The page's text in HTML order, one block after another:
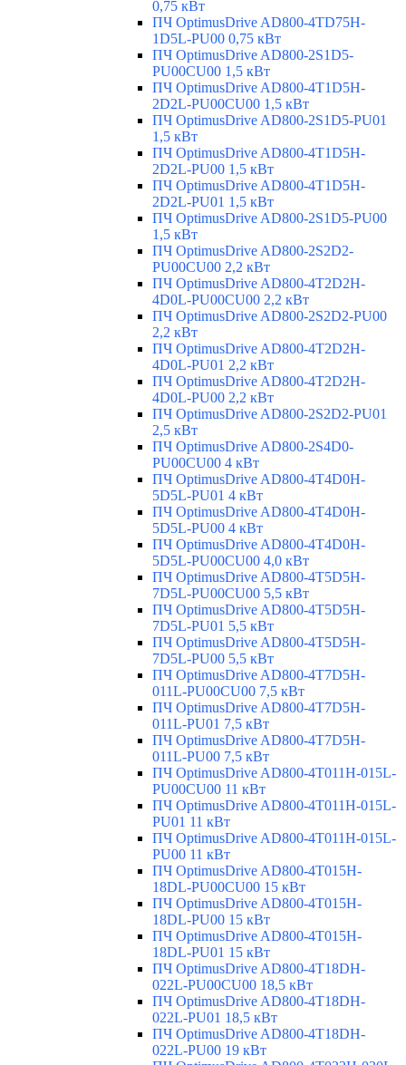
0,75 кВт
ПЧ OptimusDrive AD800-4TD75H-
1D5L-PU00 0,75 кВт
ПЧ OptimusDrive AD800-2S1D5-
PU00CU00 1,5 кВт
ПЧ OptimusDrive AD800-4T1D5H-
2D2L-PU00CU00 1,5 кВт
ПЧ OptimusDrive AD800-2S1D5-PU01
1,5 кВт
ПЧ OptimusDrive AD800-4T1D5H-
2D2L-PU00 1,5 кВт
ПЧ OptimusDrive AD800-4T1D5H-
2D2L-PU01 1,5 кВт
ПЧ OptimusDrive AD800-2S1D5-PU00
1,5 кВт
ПЧ OptimusDrive AD800-2S2D2-
PU00CU00 2,2 кВт
ПЧ OptimusDrive AD800-4T2D2H-
4D0L-PU00CU00 2,2 кВт
ПЧ OptimusDrive AD800-2S2D2-PU00
2,2 кВт
ПЧ OptimusDrive AD800-4T2D2H-
4D0L-PU01 2,2 кВт
ПЧ OptimusDrive AD800-4T2D2H-
4D0L-PU00 2,2 кВт
ПЧ OptimusDrive AD800-2S2D2-PU01
2,5 кВт
ПЧ OptimusDrive AD800-2S4D0-
PU00CU00 4 кВт
ПЧ OptimusDrive AD800-4T4D0H-
5D5L-PU01 4 кВт
ПЧ OptimusDrive AD800-4T4D0H-
5D5L-PU00 4 кВт
ПЧ OptimusDrive AD800-4T4D0H-
5D5L-PU00CU00 4,0 кВт
ПЧ OptimusDrive AD800-4T5D5H-
7D5L-PU00CU00 5,5 кВт
ПЧ OptimusDrive AD800-4T5D5H-
7D5L-PU01 5,5 кВт
ПЧ OptimusDrive AD800-4T5D5H-
7D5L-PU00 5,5 кВт
ПЧ OptimusDrive AD800-4T7D5H-
011L-PU00CU00 7,5 кВт
ПЧ OptimusDrive AD800-4T7D5H-
011L-PU01 7,5 кВт
ПЧ OptimusDrive AD800-4T7D5H-
011L-PU00 7,5 кВт
ПЧ OptimusDrive AD800-4T011H-015L-
PU00CU00 11 кВт
ПЧ OptimusDrive AD800-4T011H-015L-
PU01 11 кВт
ПЧ OptimusDrive AD800-4T011H-015L-
PU00 11 кВт
ПЧ OptimusDrive AD800-4T015H-
18DL-PU00CU00 15 кВт
ПЧ OptimusDrive AD800-4T015H-
18DL-PU00 15 кВт
ПЧ OptimusDrive AD800-4T015H-
18DL-PU01 15 кВт
ПЧ OptimusDrive AD800-4T18DH-
022L-PU00CU00 18,5 кВт
ПЧ OptimusDrive AD800-4T18DH-
022L-PU01 18,5 кВт
ПЧ OptimusDrive AD800-4T18DH-
022L-PU00 19 кВт